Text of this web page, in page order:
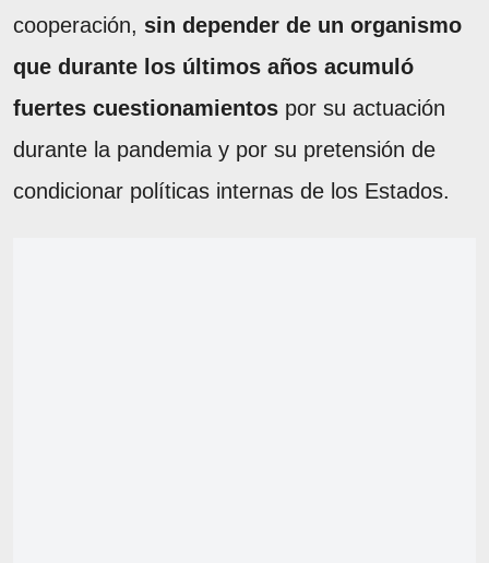
cooperación, sin depender de un organismo
que durante los últimos años acumuló
fuertes cuestionamientos por su actuación
durante la pandemia y por su pretensión de
condicionar políticas internas de los Estados.